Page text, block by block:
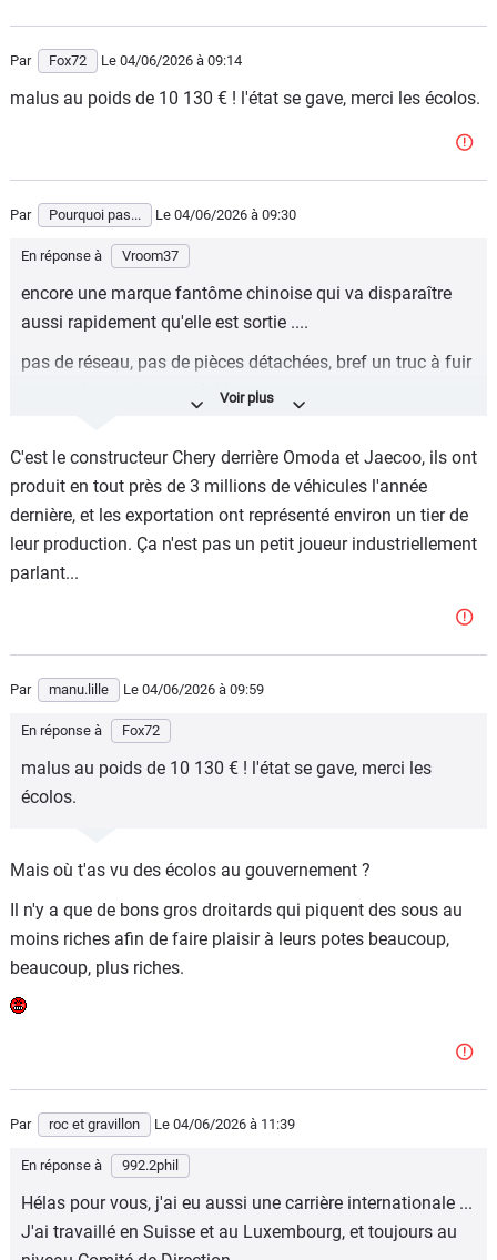
Par Fox72 Le 04/06/2026 à 09:14
malus au poids de 10 130 € ! l'état se gave, merci les écolos.
Par Pourquoi pas... Le 04/06/2026 à 09:30
En réponse à Vroom37
encore une marque fantôme chinoise qui va disparaître
aussi rapidement qu'elle est sortie ....
pas de réseau, pas de pièces détachées, bref un truc à fuir
car totalement inrevendable ....
C'est le constructeur Chery derrière Omoda et Jaecoo, ils ont
produit en tout près de 3 millions de véhicules l'année
dernière, et les exportation ont représenté environ un tier de
leur production. Ça n'est pas un petit joueur industriellement
parlant...
Par manu.lille Le 04/06/2026 à 09:59
En réponse à Fox72
malus au poids de 10 130 € ! l'état se gave, merci les
écolos.
Mais où t'as vu des écolos au gouvernement ?
Il n'y a que de bons gros droitards qui piquent des sous au
moins riches afin de faire plaisir à leurs potes beaucoup,
beaucoup, plus riches.
Par roc et gravillon Le 04/06/2026 à 11:39
En réponse à 992.2phil
Hélas pour vous, j'ai eu aussi une carrière internationale ...
J'ai travaillé en Suisse et au Luxembourg, et toujours au